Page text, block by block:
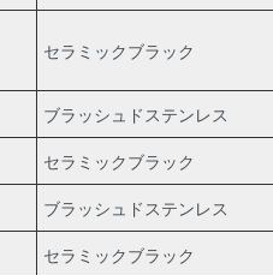
セラミックブラック
ブラッシュドステンレス
セラミックブラック
ブラッシュドステンレス
セラミックブラック